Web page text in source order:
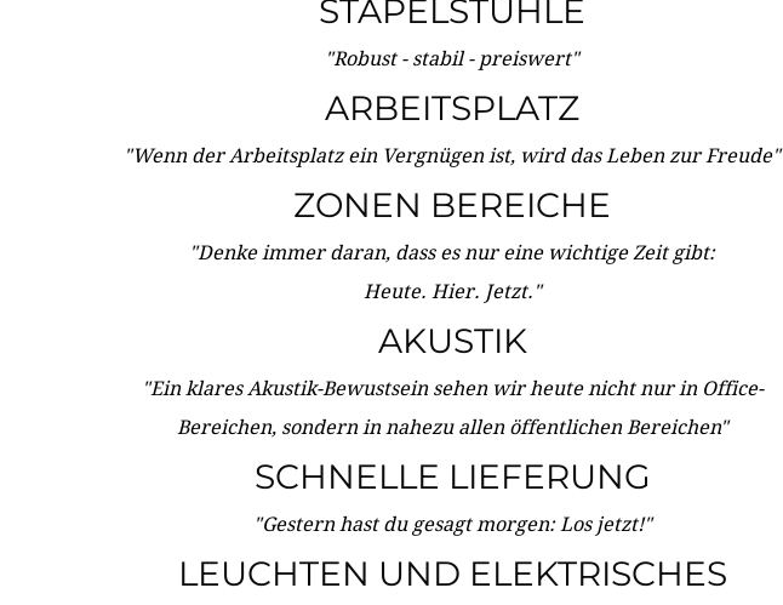
STAPELSTÜHLE
"Robust - stabil - preiswert"
ARBEITSPLATZ
"Wenn der Arbeitsplatz ein Vergnügen ist, wird das Leben zur Freude"
ZONEN BEREICHE
"Denke immer daran, dass es nur eine wichtige Zeit gibt:
Heute. Hier. Jetzt."
AKUSTIK
"Ein klares Akustik-Bewustsein sehen wir heute nicht nur in Office-
Bereichen, sondern in nahezu allen öffentlichen Bereichen"
SCHNELLE LIEFERUNG
"Gestern hast du gesagt morgen: Los jetzt!"
LEUCHTEN UND ELEKTRISCHES